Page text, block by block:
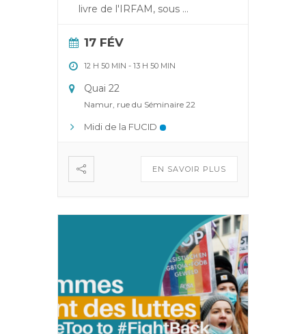
livre de l'IRFAM, sous ...
17 FÉV
12 H 50 MIN - 13 H 50 MIN
Quai 22
Namur, rue du Séminaire 22
Midi de la FUCID
EN SAVOIR PLUS